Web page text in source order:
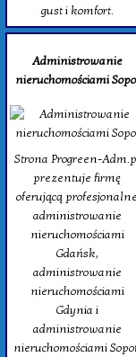
gust i komfort.
Administrowanie
nieruchomościami
Strona Progreen-
prezentuje firmę
oferującą profesjonalne
administrowanie
nieruchomościami
Gdańsk,
administrowanie
nieruchomościami
Gdynia i
administrowanie
nieruchomościami